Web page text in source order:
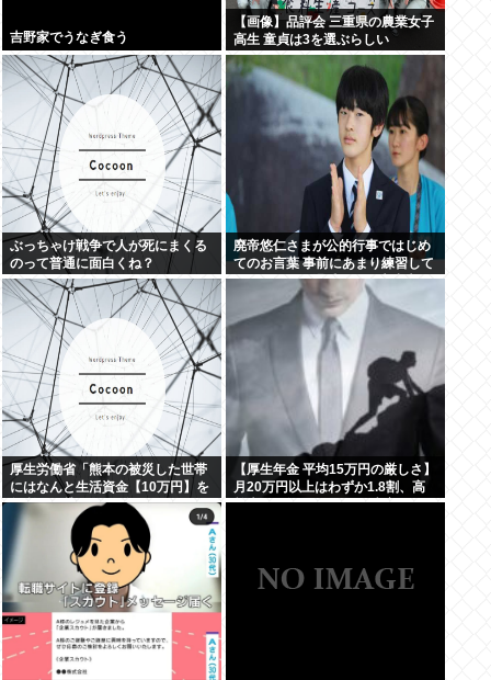
吉野家でうなぎ食う
【画像】品評会 三重県の農業女子
高生 童貞は3を選ぶらしい
ぶっちゃけ戦争で人が死にまくる
のって普通に面白くね？
廃帝悠仁さまが公的行事ではじめ
てのお言葉 事前にあまり練習して
ないっぽい。滑舌悪いし大丈夫な
厚生労働省「熊本の被災した世帯
にはなんと生活資金【10万円】を
無利子で貸してあげます」
【厚生年金 平均15万円の厳しさ】
月20万円以上はわずか1.8割、高
齢夫婦は毎月4.2万円の赤字に